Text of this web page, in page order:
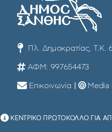
Πλ. Δημοκρατίας, Τ.Κ.
ΑΦΜ: 997654473
Επικοινωνία Media
ΚΕΝΤΡΙΚΟ ΠΡΩΤΟΚΟΛΛΟ ΓΙΑ